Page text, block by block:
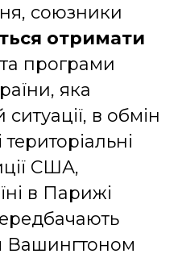
союзники
отримати
та програми
яка
в обмін
США,
в Парижі
Вашингтоном